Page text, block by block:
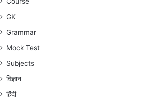
GK
Grammar
Mock Test
Subjects
विज्ञान
हिंदी